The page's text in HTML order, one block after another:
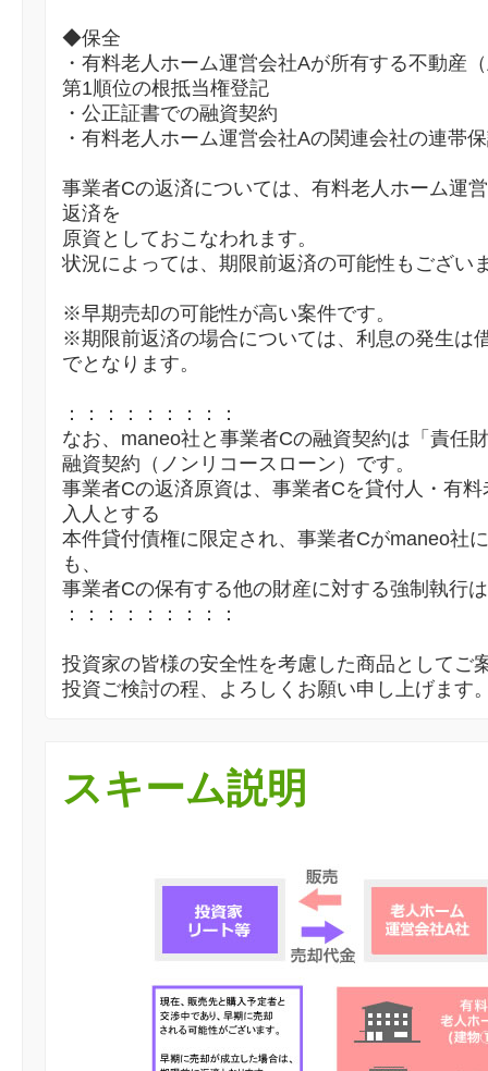
◆保全
・有料老人ホーム運営会社Aが所有する不動産
第1順位の根抵当権登記
・公正証書での融資契約
・有料老人ホーム運営会社Aの関連会社の連帯
事業者Cの返済については、有料老人ホーム運
返済を
原資としておこなわれます。
状況によっては、期限前返済の可能性もござい
※早期売却の可能性が高い案件です。
※期限前返済の場合については、利息の発生は
でとなります。
：：：：：：：：：
なお、maneo社と事業者Cの融資契約は「責任
融資契約（ノンリコースローン）です。
事業者Cの返済原資は、事業者Cを貸付人・有
入人とする
本件貸付債権に限定され、事業者Cがmaneo社
も、
事業者Cの保有する他の財産に対する強制執行
：：：：：：：：：
投資家の皆様の安全性を考慮した商品としてご
投資ご検討の程、よろしくお願い申し上げます
スキーム説明